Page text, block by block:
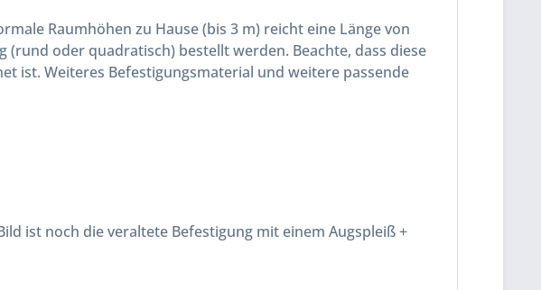
Raumhöhen zu Hause (bis 3 m) reicht eine Länge von
(rund oder quadratisch) bestellt werden. Beachte, dass diese
ist. Weiteres Befestigungsmaterial und weitere passende
ist noch die veraltete Befestigung mit einem Augspleiß +